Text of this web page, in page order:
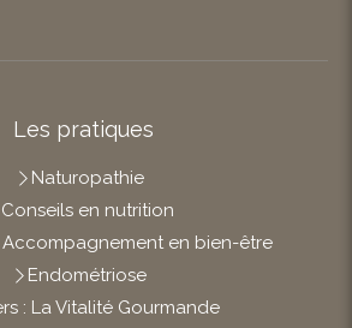
Les pratiques
Naturopathie
Conseils en nutrition
en bien-être
Endométriose
: La Vitalité Gourmande